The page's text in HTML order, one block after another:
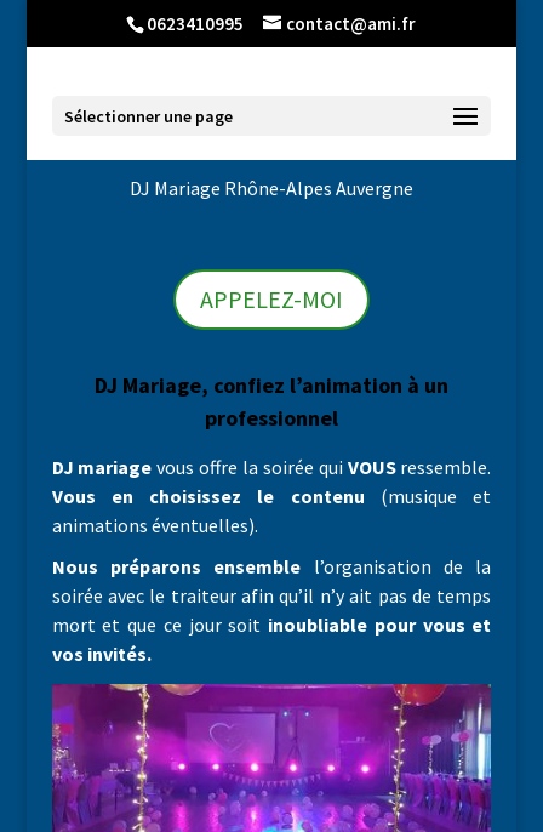
0623410995 contact@ami.fr
Sélectionner une page
DJ Mariage Rhône-Alpes Auvergne
APPELEZ-MOI
DJ Mariage, confiez l’animation à un
professionnel
DJ mariagevous offre la soirée qui VOUSressemble.
Vous en choisissez le contenu (musique et
animations éventuelles).
Nous préparons ensemble l’organisation de la
soirée avec le traiteur afin qu’il n’y ait pas de temps
mort et que ce jour soit inoubliable pour vous et
vos invités.